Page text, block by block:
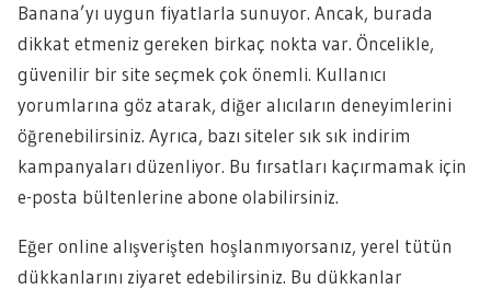
Banana’yı uygun fiyatlarla sunuyor. Ancak, burada
dikkat etmeniz gereken birkaç nokta var. Öncelikle,
güvenilir bir site seçmek çok önemli. Kullanıcı
yorumlarına göz atarak, diğer alıcıların deneyimlerini
öğrenebilirsiniz. Ayrıca, bazı siteler sık sık indirim
kampanyaları düzenliyor. Bu fırsatları kaçırmamak için
e-posta bültenlerine abone olabilirsiniz.
Eğer online alışverişten hoşlanmıyorsanız, yerel tütün
dükkanlarını ziyaret edebilirsiniz. Bu dükkanlar